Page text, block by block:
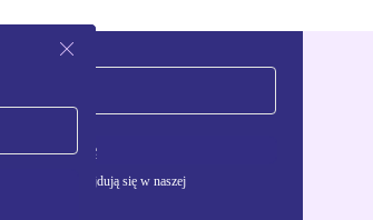
się
osobowych znajdują się w naszej